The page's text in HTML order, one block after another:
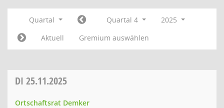
Quartal Quartal 4
2025
Aktuell
Gremium auswählen
DI 25.11.2025
Ortschaftsrat Demker